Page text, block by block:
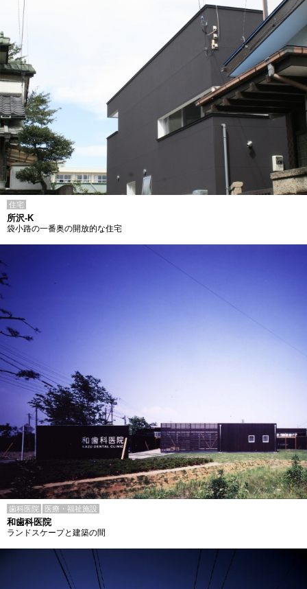
住宅
所沢-K
袋小路の一番奥の開放的な住宅
歯科医院 医療・福祉施設
和歯科医院
ランドスケープと建築の間